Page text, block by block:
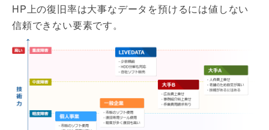
HP上の復旧率は大事なデータを預けるには値しない
信頼できない要素です。